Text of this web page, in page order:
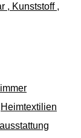
, Kunststoff ,
Heimtextilien